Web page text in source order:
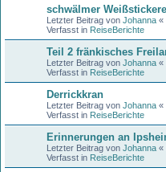
schwälmer
Letzter Beitrag von Johanna «
Verfasst in ReiseBerichte
Teil 2 fränkisches
Letzter Beitrag von Johanna «
Verfasst in ReiseBerichte
Derrickkran
Letzter Beitrag von Johanna «
Verfasst in ReiseBerichte
Erinnerungen an
Letzter Beitrag von Johanna «
Verfasst in ReiseBerichte